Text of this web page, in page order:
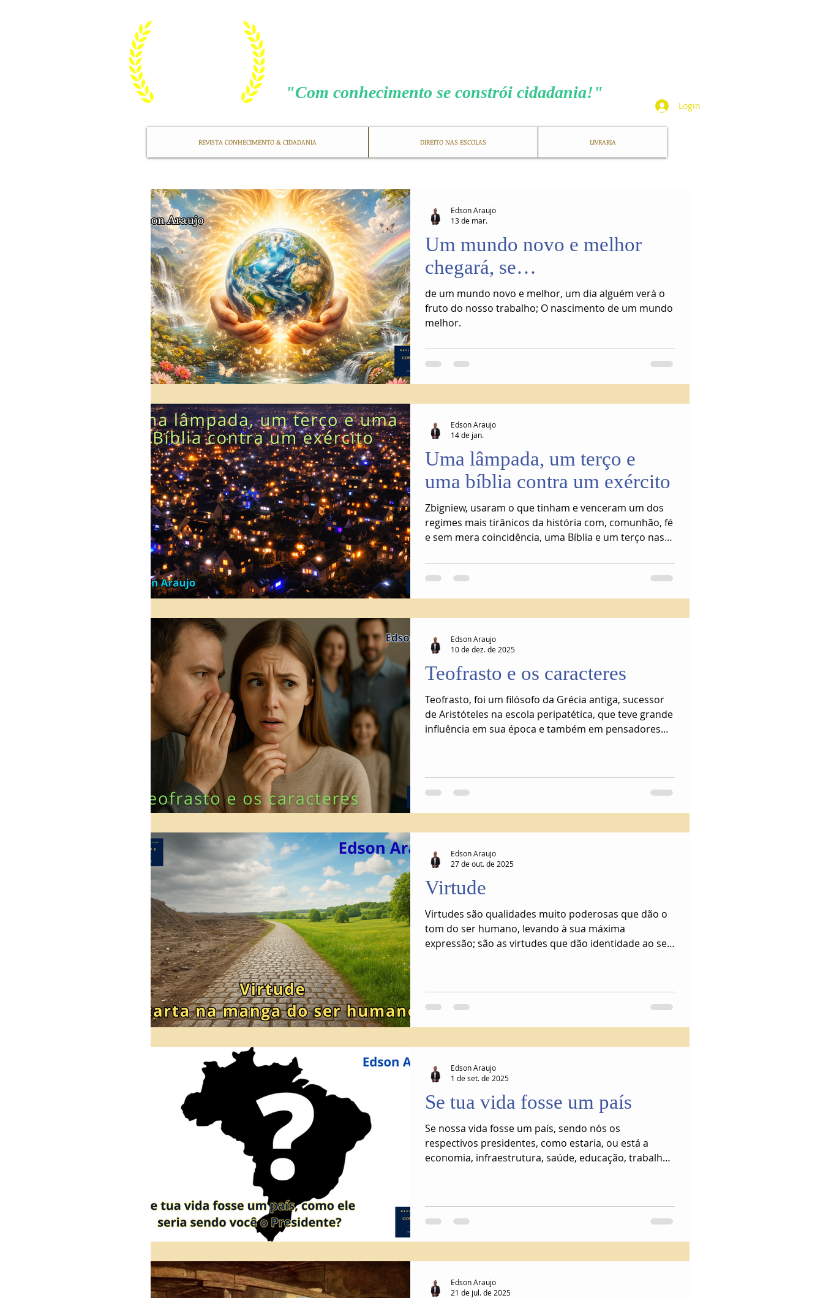
"Com conhecimento se constrói cidadania!"
Login
Um mundo novo e melhor
chegará, se…
de um mundo novo e melhor, um dia alguém verá o
fruto do nosso trabalho; O nascimento de um mundo
melhor.
Edson Araujo
13 de mar.
Uma lâmpada, um terço e
uma bíblia contra um exército
Zbigniew, usaram o que tinham e venceram um dos
regimes mais tirânicos da história com, comunhão, fé
e sem mera coincidência, uma Bíblia e um terço nas
Edson Araujo
14 de jan.
Teofrasto e os caracteres
Teofrasto, foi um filósofo da Grécia antiga, sucessor
de Aristóteles na escola peripatética, que teve grande
influência em sua época e também em pensadores
Edson Araujo
10 de dez. de 2025
Virtude
Virtudes são qualidades muito poderosas que dão o
tom do ser humano, levando à sua máxima
expressão; são as virtudes que dão identidade ao ser
Edson Araujo
27 de out. de 2025
Se tua vida fosse um país
Se nossa vida fosse um país, sendo nós os
respectivos presidentes, como estaria, ou está a
economia, infraestrutura, saúde, educação, trabalho,
Edson Araujo
1 de set. de 2025
Edson Araujo
21 de jul. de 2025
REVISTA CONHECIMENTO & CIDADANIA DIREITO NAS ESCOLAS LIVRARIA